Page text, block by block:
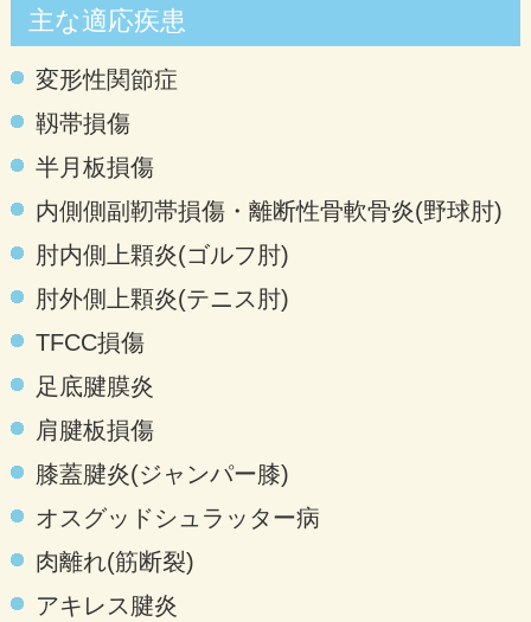
主な適応疾患
変形性関節症
靱帯損傷
半月板損傷
内側側副靭帯損傷・離断性骨軟骨炎(野球肘)
肘内側上顆炎(ゴルフ肘)
肘外側上顆炎(テニス肘)
TFCC損傷
足底腱膜炎
肩腱板損傷
膝蓋腱炎(ジャンパー膝)
オスグッドシュラッター病
肉離れ(筋断裂)
アキレス腱炎